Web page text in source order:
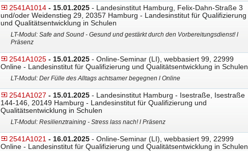
2541A1014 - 15.01.2025- Landesinstitut Hamburg, Felix-Dahn-Straße 3
und/oder Weidenstieg 29, 20357 Hamburg - Landesinstitut für Qualifizierung
und Qualitätsentwicklung in Schulen
LT-Modul: Safe and Sound - Gesund und gestärkt durch den Vorbereitungsdienst! l
Präsenz
2541A1025 - 15.01.2025- Online-Seminar (LI), webbasiert 99, 22999
Online - Landesinstitut für Qualifizierung und Qualitätsentwicklung in Schulen
LT-Modul: Der Fülle des Alltags achtsamer begegnen l Online
2541A1027 - 15.01.2025- Landesinstitut Hamburg - Isestraße, Isestraße
144-146, 20149 Hamburg - Landesinstitut für Qualifizierung und
Qualitätsentwicklung in Schulen
LT-Modul: Resilienztraining - Stress lass nach! l Präsenz
2541A1021 - 16.01.2025- Online-Seminar (LI), webbasiert 99, 22999
Online - Landesinstitut für Qualifizierung und Qualitätsentwicklung in Schulen